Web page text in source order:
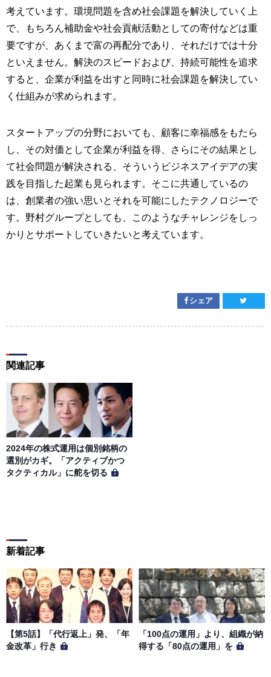
考えています。環境問題を含め社会課題を解決していく上
で、もちろん補助金や社会貢献活動としての寄付などは重
要ですが、あくまで富の再配分であり、それだけでは十分
といえません。解決のスピードおよび、持続可能性を追求
すると、企業が利益を出すと同時に社会課題を解決してい
く仕組みが求められます。
スタートアップの分野においても、顧客に幸福感をもたら
し、その対価として企業が利益を得、さらにその結果とし
て社会問題が解決される、そういうビジネスアイデアの実
践を目指した起業も見られます。そこに共通しているの
は、創業者の強い思いとそれを可能にしたテクノロジーで
す。野村グループとしても、このようなチャレンジをしっ
かりとサポートしていきたいと考えています。
シェア
関連記事
2024年の株式運用は個別銘柄の
選別がカギ。「アクティブかつ
タクティカル」に舵を切る
新着記事
【第5話】「代行返上」発、「年
金改革」行き
「100点の運用」より、組織が納
得する「80点の運用」を